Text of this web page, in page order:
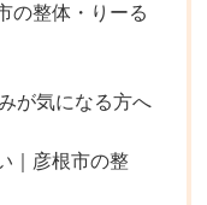
の整体・りーる
が気になる方へ
｜彦根市の整